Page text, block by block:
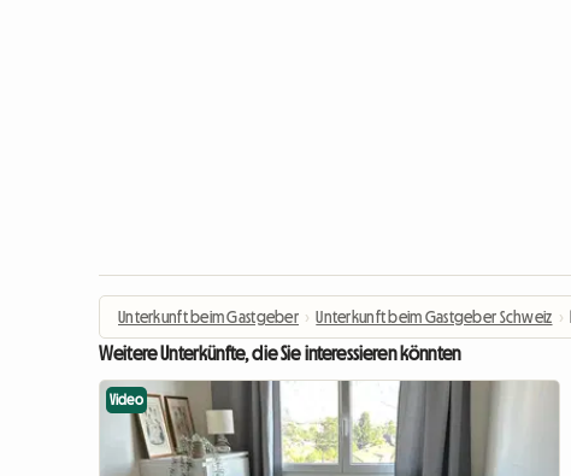
Unterkunft beim Gastgeber › Unterkunft beim Gastgeber Schweiz ›
Weitere Unterkünfte, die Sie interessieren könnten
Video